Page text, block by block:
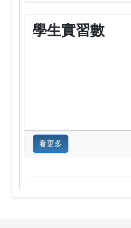
學生實習數
看更多